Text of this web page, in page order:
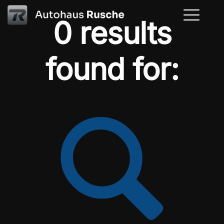
0 results
found for: